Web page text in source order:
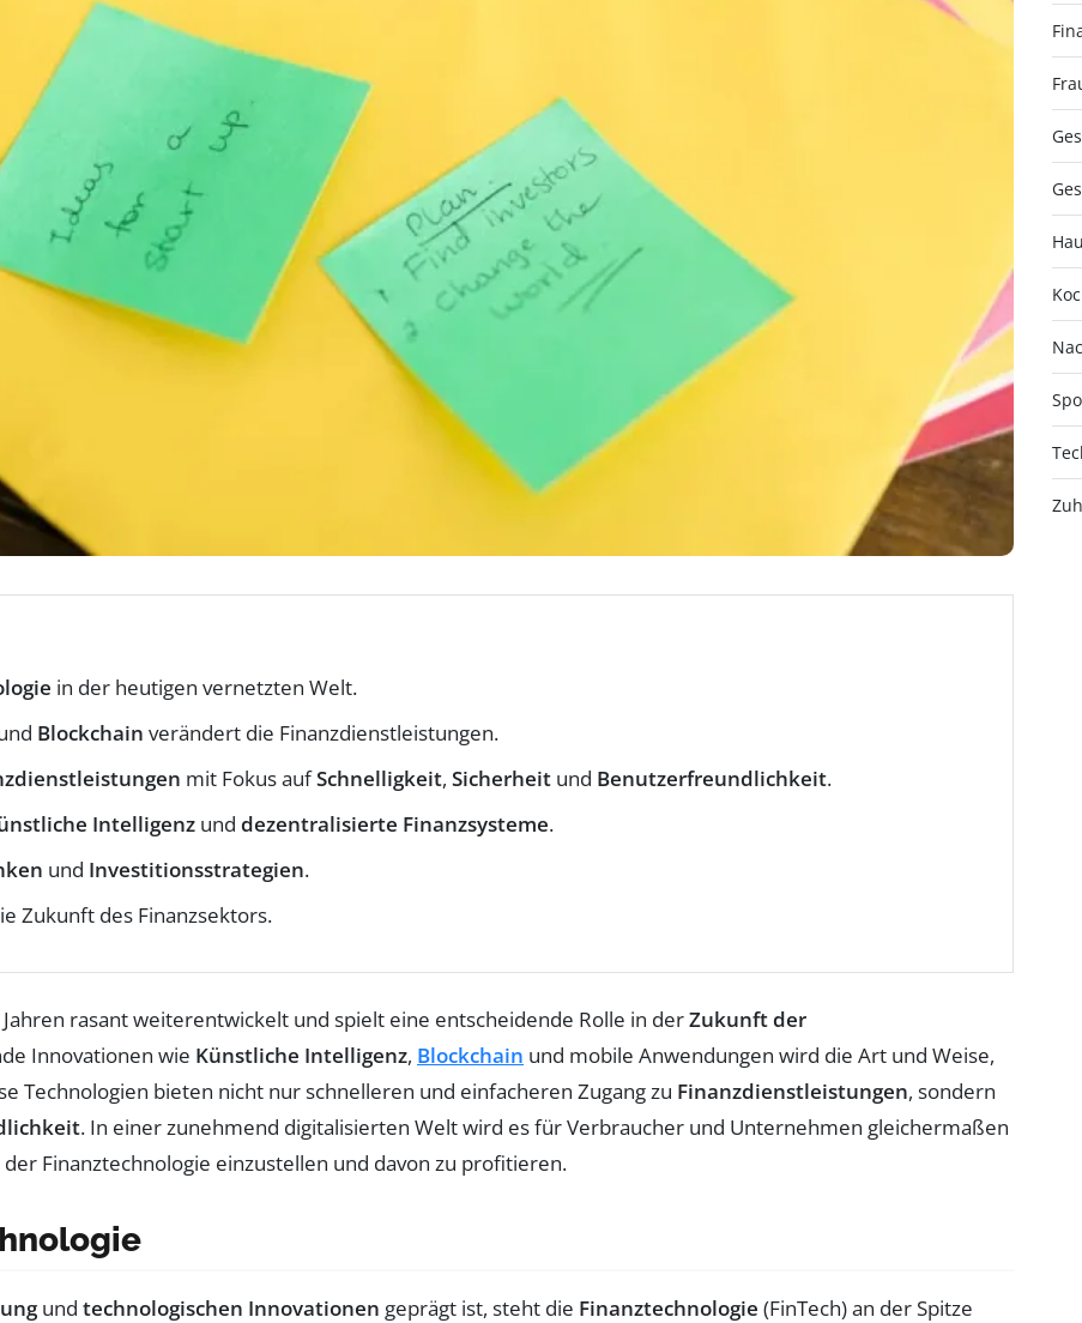
in der heutigen vernetzten Welt.
Blockchain verändert die Finanzdienstleistungen.
mit Fokus aufSchnelligkeit, Sicherheit und Benutzerfreundlichkeit.
Intelligenz und dezentralisierte Finanzsysteme.
und Investitionsstrategien.
Zukunft des Finanzsektors.
rasant weiterentwickelt und spielt eine entscheidende Rolle in derZukunft der
Innovationen wie Künstliche Intelligenz, Blockchain und mobile Anwendungen wird die Art und Weise,
Technologien bieten nicht nur schnelleren und einfacheren Zugang zu Finanzdienstleistungen, sondern
. In einer zunehmend digitalisierten Welt wird es für Verbraucher und Unternehmen gleichermaßen
Finanztechnologie einzustellen und davon zu profitieren.
und technologischen Innovationen geprägt ist, steht die Finanztechnologie (FinTech) an der Spitze